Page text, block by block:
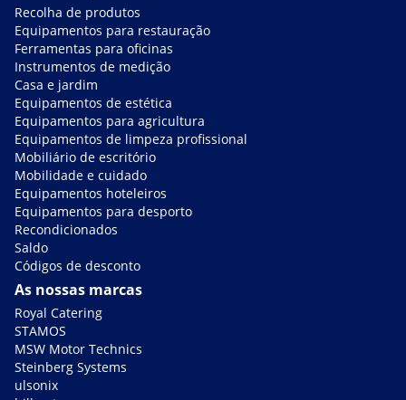
Recolha de produtos
Equipamentos para restauração
Ferramentas para oficinas
Instrumentos de medição
Casa e jardim
Equipamentos de estética
Equipamentos para agricultura
Equipamentos de limpeza profissional
Mobiliário de escritório
Mobilidade e cuidado
Equipamentos hoteleiros
Equipamentos para desporto
Recondicionados
Saldo
Códigos de desconto
As nossas marcas
Royal Catering
STAMOS
MSW Motor Technics
Steinberg Systems
ulsonix